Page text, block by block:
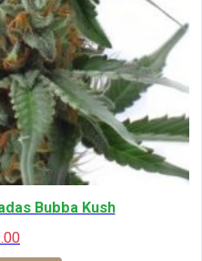
Bubba Kush